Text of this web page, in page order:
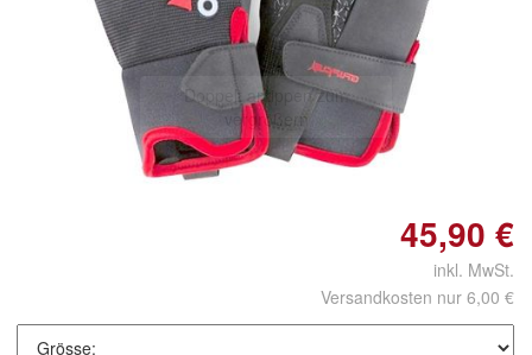
Doppelt antippen zum
vergrößern
45,90 €
inkl. MwSt.
Versandkosten nur 6,00 €